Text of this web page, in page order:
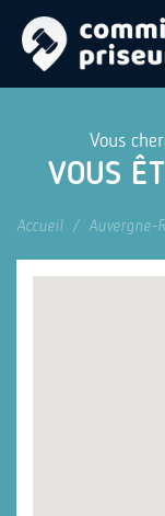
Vous
VOUS
Accueil Auvergne-